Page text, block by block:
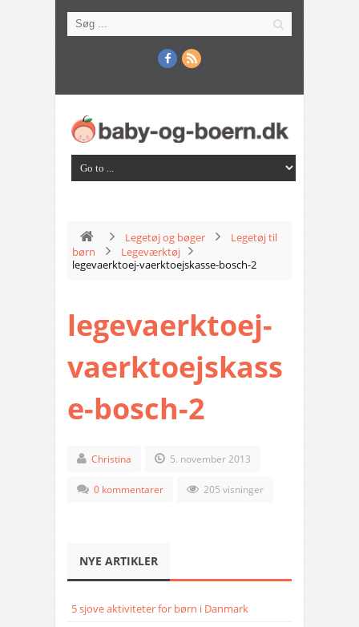
Legetøj og bøger
Legetøj til
børn
Legeværktøj
legevaerktoej-vaerktoejskasse-bosch-2
legevaerktoej-
vaerktoejskass
e-bosch-2
Christina 5. november 2013
0 kommentarer 205 visninger
NYE ARTIKLER
5 sjove aktiviteter for børn i Danmark